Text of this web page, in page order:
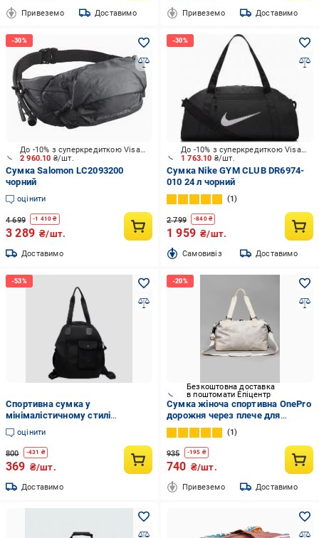
Привеземо Доставимо Привеземо Доставимо
2 960.10 ₴/шт.
До -10% з суперкредиткою Visa Вигода
Сумка Salomon LC2093200
чорний
оцінити
4 699 -1 410 ₴
3 289 ₴/шт.
Доставимо
1 763.10 ₴/шт.
До -10% з суперкредиткою Visa Вигода
Сумка Nike GYM CLUB DR6974-
010 24 л чорний
1
2 799 -840₴
1 959 ₴/шт.
Cамовивіз Доставимо
Спортивна сумка у
мінімалістичному стилі
(C01319)
оцінити
800 -431 ₴
369 ₴/шт.
Доставимо
Безкоштовна доставка
в поштомати Епіцентр
Сумка жіноча спортивна OnePro
дорожня через плече для
подорожей водонепроникна
Бежевий (73940)
1
935 -195 ₴
740 ₴/шт.
Привеземо Доставимо